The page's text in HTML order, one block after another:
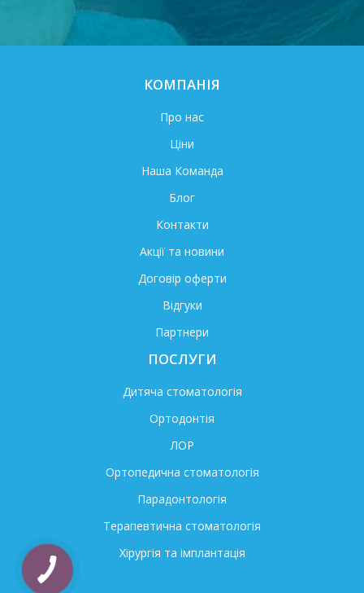
КОМПАНІЯ
Про нас
Ціни
Наша Команда
Блог
Контакти
Акції та новини
Договір оферти
Відгуки
Партнери
ПОСЛУГИ
Дитяча стоматологія
Ортодонтія
ЛОР
Ортопедична стоматологія
Парадонтологія
Терапевтична стоматологія
Хірургія та імплантація